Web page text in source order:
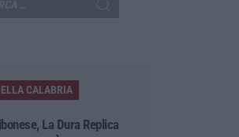
CALABRIA
La Dura Replica